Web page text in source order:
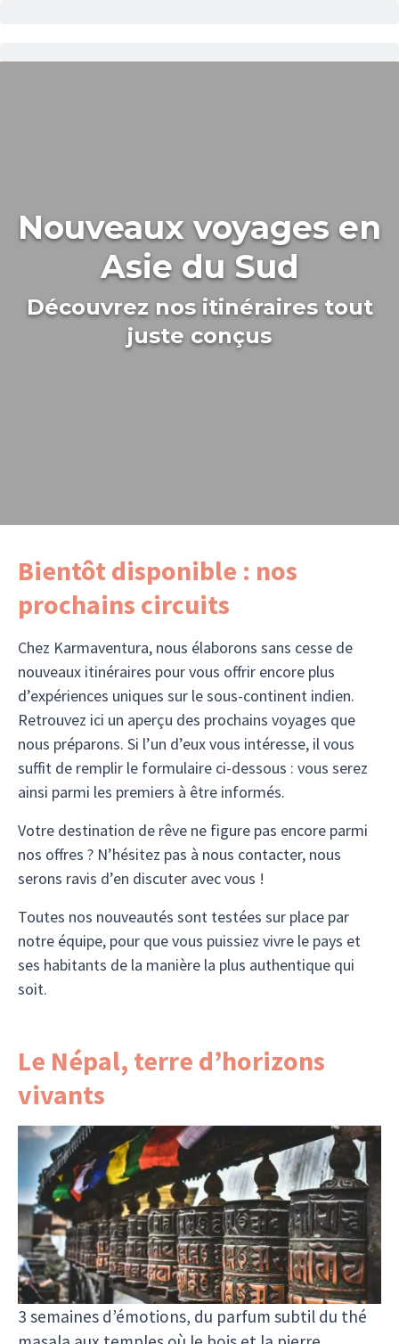
Nouveaux voyages en
Asie du Sud
Découvrez nos itinéraires tout
juste conçus
Bientôt disponible : nos
prochains circuits
Chez Karmaventura, nous élaborons sans cesse de
nouveaux itinéraires pour vous offrir encore plus
d’expériences uniques sur le sous-continent indien.
Retrouvez ici un aperçu des prochains voyages que
nous préparons. Si l’un d’eux vous intéresse, il vous
suffit de remplir le formulaire ci-dessous : vous serez
ainsi parmi les premiers à être informés.
Votre destination de rêve ne figure pas encore parmi
nos offres ? N’hésitez pas à nous contacter, nous
serons ravis d’en discuter avec vous !
Toutes nos nouveautés sont testées sur place par
notre équipe, pour que vous puissiez vivre le pays et
ses habitants de la manière la plus authentique qui
soit.
Le Népal, terre d’horizons
vivants
Là où les sommets enneigés transpercent le ciel,
où les drapeaux de prière dansent au gré du vent
et où chaque pas résonne des murmures
d’anciens mantras. Entre sentiers intemporels,
bazars hauts en couleurs et vallées secrètes, se
dévoile un royaume de contrastes.
3 semaines d’émotions, du parfum subtil du thé